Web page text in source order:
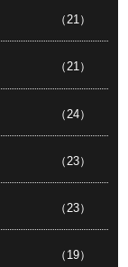
（21）
（21）
（24）
（23）
（23）
（19）